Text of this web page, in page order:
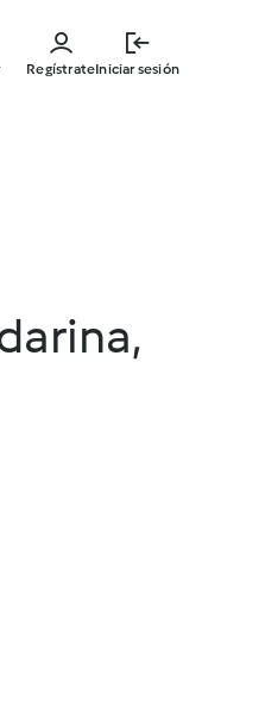
RegístrateIniciar sesión